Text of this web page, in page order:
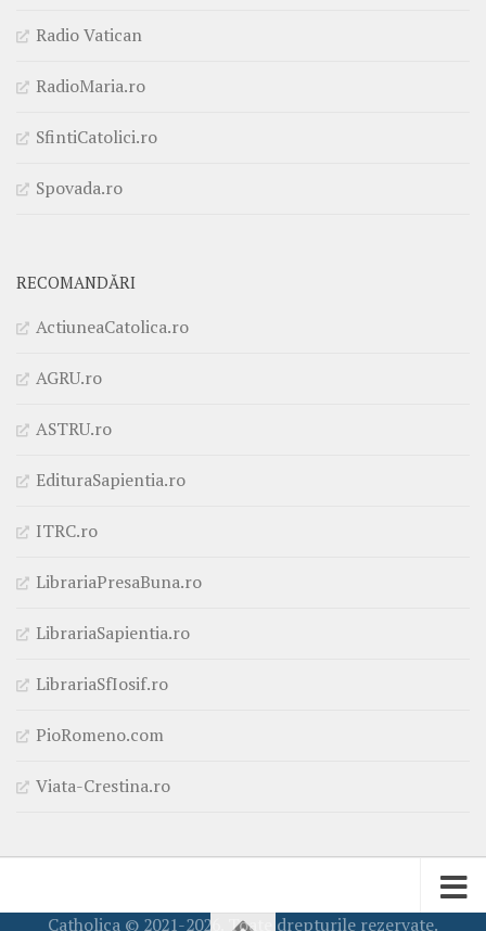
Radio Vatican
RadioMaria.ro
SfintiCatolici.ro
Spovada.ro
RECOMANDĂRI
ActiuneaCatolica.ro
AGRU.ro
ASTRU.ro
EdituraSapientia.ro
ITRC.ro
LibrariaPresaBuna.ro
LibrariaSapientia.ro
LibrariaSfIosif.ro
PioRomeno.com
Viata-Crestina.ro
Catholica © 2021-2026. Toate drepturile rezervate.